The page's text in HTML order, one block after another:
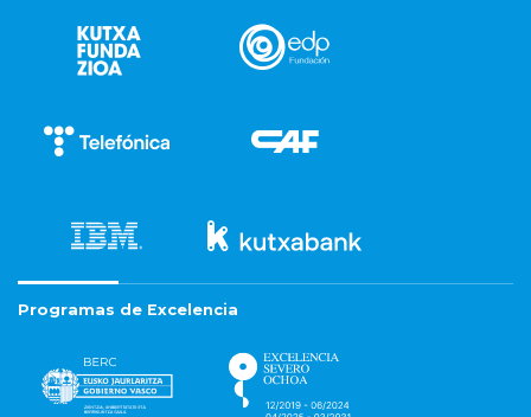
Programas de Excelencia